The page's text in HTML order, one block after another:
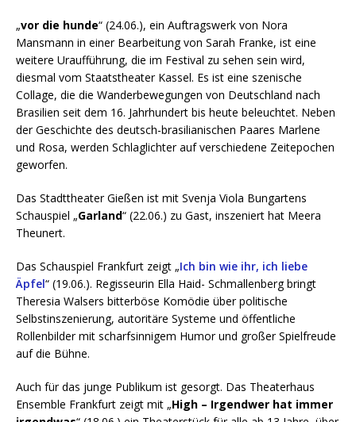
„vor die hunde“ (24.06.), ein Auftragswerk von Nora
Mansmann in einer Bearbeitung von Sarah Franke, ist eine
weitere Uraufführung, die im Festival zu sehen sein wird,
diesmal vom Staatstheater Kassel. Es ist eine szenische
Collage, die die Wanderbewegungen von Deutschland nach
Brasilien seit dem 16. Jahrhundert bis heute beleuchtet. Neben
der Geschichte des deutsch-brasilianischen Paares Marlene
und Rosa, werden Schlaglichter auf verschiedene Zeitepochen
geworfen.
Das Stadttheater Gießen ist mit Svenja Viola Bungartens
Schauspiel „Garland“ (22.06.) zu Gast, inszeniert hat Meera
Theunert.
Das Schauspiel Frankfurt zeigt „Ich bin wie ihr, ich liebe
Äpfel“ (19.06.). Regisseurin Ella Haid- Schmallenberg bringt
Theresia Walsers bitterböse Komödie über politische
Selbstinszenierung, autoritäre Systeme und öffentliche
Rollenbilder mit scharfsinnigem Humor und großer Spielfreude
auf die Bühne.
Auch für das junge Publikum ist gesorgt. Das Theaterhaus
Ensemble Frankfurt zeigt mit „High – Irgendwer hat immer